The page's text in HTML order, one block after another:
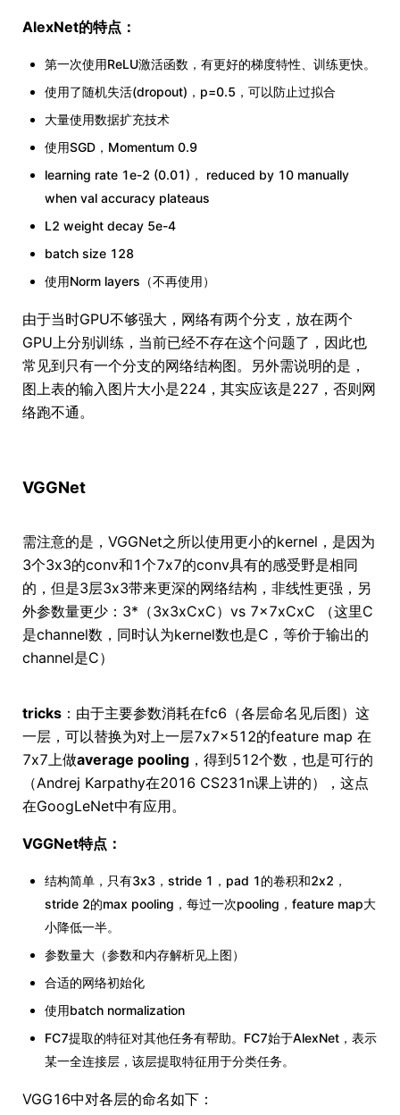
AlexNet的特点：
第一次使用ReLU激活函数，有更好的梯度特性、训练更快。
使用了随机失活(dropout)，p=0.5，可以防止过拟合
大量使用数据扩充技术
使用SGD，Momentum 0.9
learning rate 1e-2 (0.01)， reduced by 10 manually
when val accuracy plateaus
L2 weight decay 5e-4
batch size 128
使用Norm layers（不再使用）
由于当时GPU不够强大，网络有两个分支，放在两个
GPU上分别训练，当前已经不存在这个问题了，因此也
常见到只有一个分支的网络结构图。另外需说明的是，
图上表的输入图片大小是224，其实应该是227，否则网
络跑不通。
VGGNet
需注意的是，VGGNet之所以使用更小的kernel，是因为
3个3x3的conv和1个7x7的conv具有的感受野是相同
的，但是3层3x3带来更深的网络结构，非线性更强，另
外参数量更少：3*（3x3xCxC）vs 7x7xCxC （这里C
是channel数，同时认为kernel数也是C，等价于输出的
channel是C）
tricks ：由于主要参数消耗在fc6（各层命名见后图）这
一层，可以替换为对上一层7x7x512的feature map 在
7x7上做average pooling ，得到512个数，也是可行的
（Andrej Karpathy在2016 CS231n课上讲的），这点
在GoogLeNet中有应用。
VGGNet特点：
结构简单，只有3x3，stride 1，pad 1的卷积和2x2，
stride 2的max pooling，每过一次pooling，feature map大
小降低一半。
参数量大（参数和内存解析见上图）
合适的网络初始化
使用batch normalization
FC7提取的特征对其他任务有帮助。FC7始于AlexNet，表示
某一全连接层，该层提取特征用于分类任务。
VGG16中对各层的命名如下：